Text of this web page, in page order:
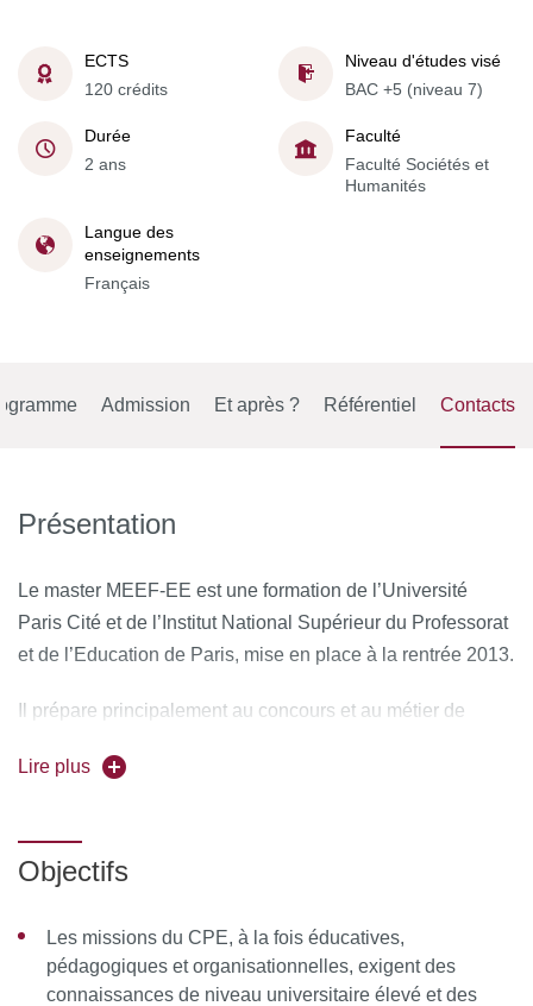
ECTS
120 crédits
Niveau d'études visé
BAC +5 (niveau 7)
Durée
2 ans
Faculté
Faculté Sociétés et
Humanités
Langue des
enseignements
Français
Admission Et après ? Référentiel Contacts
Présentation
Le master MEEF-EE est une formation de l’Université
Paris Cité et de l’Institut National Supérieur du Professorat
et de l’Education de Paris, mise en place à la rentrée 2013.
Il prépare principalement au concours et au métier de
également de se former au métier de cadre éducatif dans
Il est porté par une équipe partenariale d'enseignant.e.s,
associant le département de Sciences de l’éducation de
l’Université Paris Cité et le collège de Sciences Humaines
et Sociales de l’INSPE de Paris.
Lire plus
Objectifs
Les missions du CPE, à la fois éducatives,
pédagogiques et organisationnelles, exigent des
connaissances de niveau universitaire élevé et des